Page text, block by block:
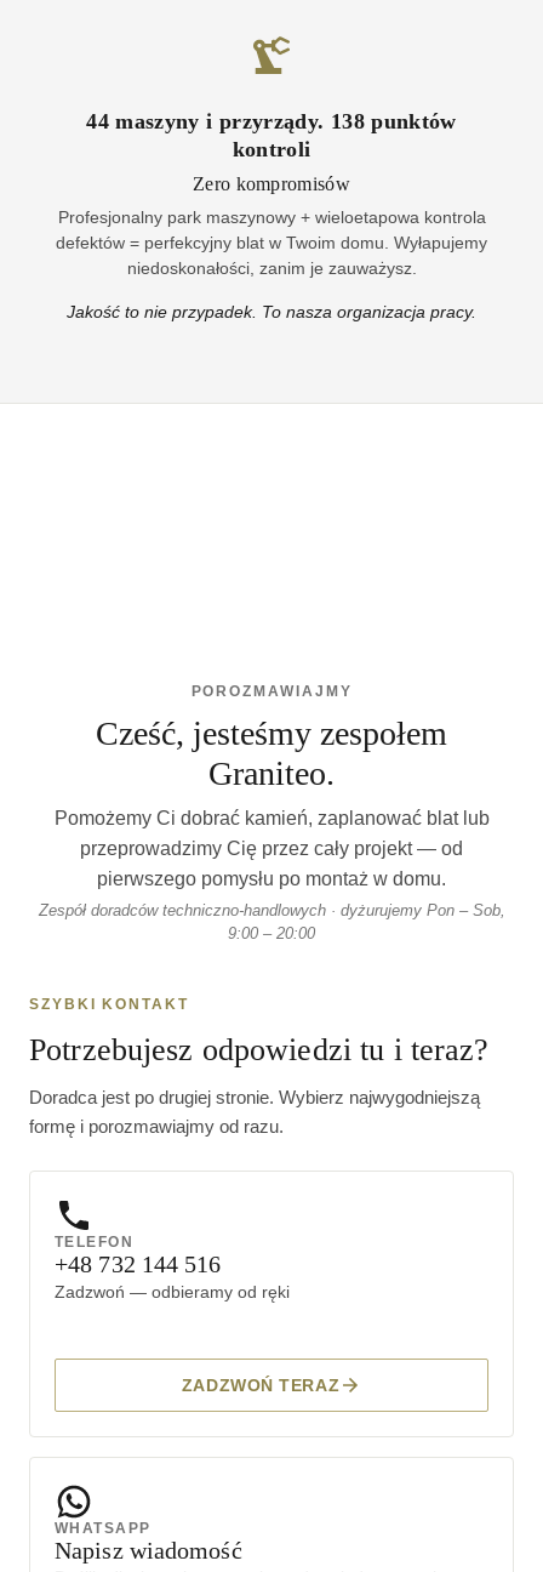
44 maszyny i przyrządy. 138punktów
kontroli
Zero kompromisów
Profesjonalny park maszynowy + wieloetapowa kontrola
defektów = perfekcyjny blat w Twoim domu. Wyłapujemy
niedoskonałości, zanim je zauważysz.
Jakość to nie przypadek. To nasza organizacja pracy.
POROZMAWIAJMY
Cześć, jesteśmy zespołem
Graniteo.
Pomożemy Ci dobrać kamień, zaplanować blat lub
przeprowadzimy Cię przez cały projekt — od
pierwszego pomysłu po montaż w domu.
Zespół doradców techniczno-handlowych · dyżurujemy Pon – Sob,
9:00 – 20:00
SZYBKI KONTAKT
Potrzebujesz odpowiedzi tu i teraz?
Doradca jest po drugiej stronie. Wybierz najwygodniejszą
formę i porozmawiajmy od razu.
TELEFON
+48 732 144 516
Zadzwoń — odbieramy od ręki
ZADZWOŃ TERAZ
WHATSAPP
Napisz wiadomość